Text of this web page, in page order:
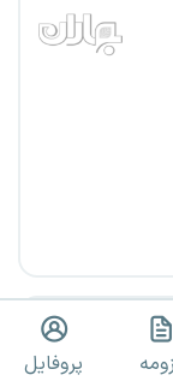
پروفایل